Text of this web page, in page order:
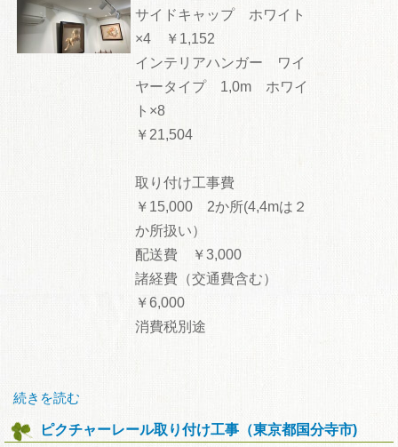
サイドキャップ ホワイト
×4 ￥1,152
インテリアハンガー ワイ
ヤータイプ 1,0m ホワイ
ト×8
￥21,504
取り付け工事費
￥15,000 2か所(4,4mは２
か所扱い）
配送費 ￥3,000
諸経費（交通費含む）
￥6,000
消費税別途
続きを読む
ピクチャーレール取り付け工事（東京都国分寺市)